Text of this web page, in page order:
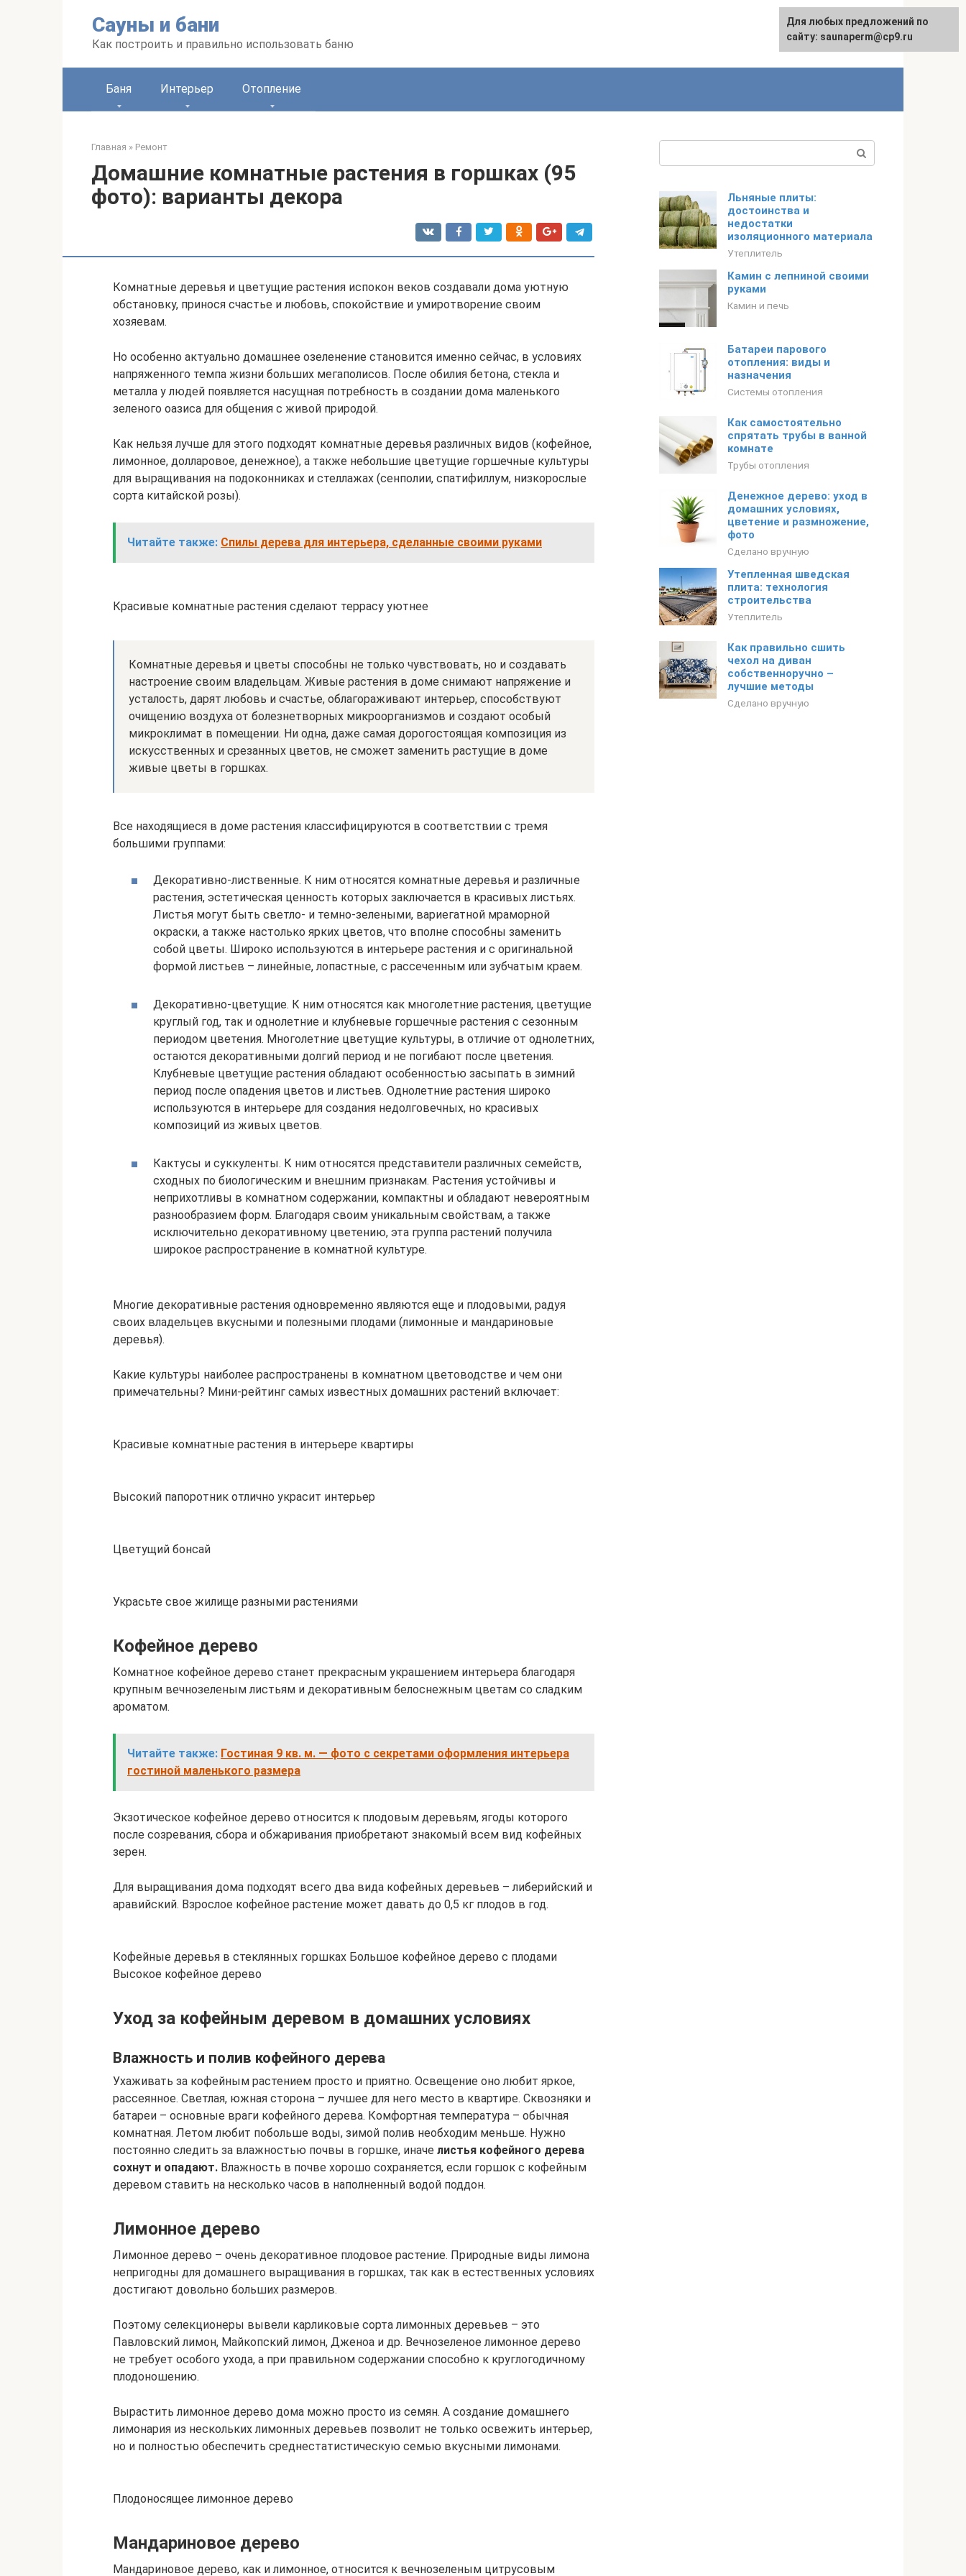
Сауны и бани
Как построить и правильно использовать баню
Баня Интерьер Отопление
Главная » Ремонт
Домашние комнатные растения в горшках (95
фото): варианты декора
Комнатные деревья и цветущие растения испокон веков создавали дома уютную
обстановку, принося счастье и любовь, спокойствие и умиротворение своим
хозяевам.
Но особенно актуально домашнее озеленение становится именно сейчас, в условиях
напряженного темпа жизни больших мегаполисов. После обилия бетона, стекла и
металла у людей появляется насущная потребность в создании дома маленького
зеленого оазиса для общения с живой природой.
Как нельзя лучше для этого подходят комнатные деревья различных видов (кофейное,
лимонное, долларовое, денежное), а также небольшие цветущие горшечные культуры
для выращивания на подоконниках и стеллажах (сенполии, спатифиллум, низкорослые
сорта китайской розы).
Читайте также: Спилы дерева для интерьера, сделанные своими руками
Красивые комнатные растения сделают террасу уютнее
Комнатные деревья и цветы способны не только чувствовать, но и создавать
настроение своим владельцам. Живые растения в доме снимают напряжение и
усталость, дарят любовь и счастье, облагораживают интерьер, способствуют
очищению воздуха от болезнетворных микроорганизмов и создают особый
микроклимат в помещении. Ни одна, даже самая дорогостоящая композиция из
искусственных и срезанных цветов, не сможет заменить растущие в доме
живые цветы в горшках.
Все находящиеся в доме растения классифицируются в соответствии с тремя
большими группами:
Декоративно-лиственные. К ним относятся комнатные деревья и различные
растения, эстетическая ценность которых заключается в красивых листьях.
Листья могут быть светло- и темно-зелеными, вариегатной мраморной
окраски, а также настолько ярких цветов, что вполне способны заменить
собой цветы. Широко используются в интерьере растения и с оригинальной
формой листьев – линейные, лопастные, с рассеченным или зубчатым краем.
Декоративно-цветущие. К ним относятся как многолетние растения, цветущие
круглый год, так и однолетние и клубневые горшечные растения с сезонным
периодом цветения. Многолетние цветущие культуры, в отличие от однолетних,
остаются декоративными долгий период и не погибают после цветения.
Клубневые цветущие растения обладают особенностью засыпать в зимний
период после опадения цветов и листьев. Однолетние растения широко
используются в интерьере для создания недолговечных, но красивых
композиций из живых цветов.
Кактусы и суккуленты. К ним относятся представители различных семейств,
сходных по биологическим и внешним признакам. Растения устойчивы и
неприхотливы в комнатном содержании, компактны и обладают невероятным
разнообразием форм. Благодаря своим уникальным свойствам, а также
исключительно декоративному цветению, эта группа растений получила
широкое распространение в комнатной культуре.
Многие декоративные растения одновременно являются еще и плодовыми, радуя
своих владельцев вкусными и полезными плодами (лимонные и мандариновые
деревья).
Какие культуры наиболее распространены в комнатном цветоводстве и чем они
примечательны? Мини-рейтинг самых известных домашних растений включает:
Красивые комнатные растения в интерьере квартиры
Высокий папоротник отлично украсит интерьер
Цветущий бонсай
Украсьте свое жилище разными растениями
Кофейное дерево
Комнатное кофейное дерево станет прекрасным украшением интерьера благодаря
крупным вечнозеленым листьям и декоративным белоснежным цветам со сладким
ароматом.
Читайте также: Гостиная 9 кв. м. — фото с секретами оформления интерьера
гостиной маленького размера
Экзотическое кофейное дерево относится к плодовым деревьям, ягоды которого
после созревания, сбора и обжаривания приобретают знакомый всем вид кофейных
зерен.
Для выращивания дома подходят всего два вида кофейных деревьев – либерийский и
аравийский. Взрослое кофейное растение может давать до 0,5 кг плодов в год.
Кофейные деревья в стеклянных горшках Большое кофейное дерево с плодами
Высокое кофейное дерево
Уход за кофейным деревом в домашних условиях
Влажность и полив кофейного дерева
Ухаживать за кофейным растением просто и приятно. Освещение оно любит яркое,
рассеянное. Светлая, южная сторона – лучшее для него место в квартире. Сквозняки и
батареи – основные враги кофейного дерева. Комфортная температура – обычная
комнатная. Летом любит побольше воды, зимой полив необходим меньше. Нужно
постоянно следить за влажностью почвы в горшке, иначе листья кофейного дерева
сохнут и опадают. Влажность в почве хорошо сохраняется, если горшок с кофейным
деревом ставить на несколько часов в наполненный водой поддон.
Лимонное дерево
Лимонное дерево – очень декоративное плодовое растение. Природные виды лимона
непригодны для домашнего выращивания в горшках, так как в естественных условиях
достигают довольно больших размеров.
Поэтому селекционеры вывели карликовые сорта лимонных деревьев – это
Павловский лимон, Майкопский лимон, Дженоа и др. Вечнозеленое лимонное дерево
не требует особого ухода, а при правильном содержании способно к круглогодичному
плодоношению.
Вырастить лимонное дерево дома можно просто из семян. А создание домашнего
лимонария из нескольких лимонных деревьев позволит не только освежить интерьер,
но и полностью обеспечить среднестатистическую семью вкусными лимонами.
Плодоносящее лимонное дерево
Мандариновое дерево
Мандариновое дерево, как и лимонное, относится к вечнозеленым цитрусовым
Льняные плиты:
достоинства и
недостатки
изоляционного материала
Утеплитель
Камин с лепниной своими
руками
Камин и печь
Батареи парового
отопления: виды и
назначения
Системы отопления
Как самостоятельно
спрятать трубы в ванной
комнате
Трубы отопления
Денежное дерево: уход в
домашних условиях,
цветение и размножение,
фото
Сделано вручную
Утепленная шведская
плита: технология
строительства
Утеплитель
Как правильно сшить
чехол на диван
собственноручно –
лучшие методы
Сделано вручную
Для любых предложений по
сайту: saunaperm@cp9.ru